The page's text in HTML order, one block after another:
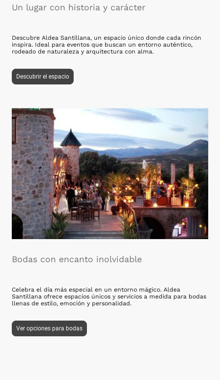
Un lugar con historia y carácter
Descubre Aldea Santillana, un espacio único donde cada rincón
inspira. Ideal para eventos que buscan un entorno auténtico,
rodeado de naturaleza y arquitectura con alma.
Descubrir el espacio
Bodas con encanto inolvidable
Celebra el día más especial en un entorno mágico. Aldea
Santillana ofrece espacios únicos y servicios a medida para bodas
llenas de estilo, emoción y personalidad.
Ver opciones para bodas